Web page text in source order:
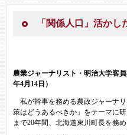
「関係人口」活か
農業ジャーナリスト・明治大学
年4月14日）
私が幹事を務める農政ジャーナ
策はどうあるべきか」をテーマに
まで20年間、北海道東川町長を務